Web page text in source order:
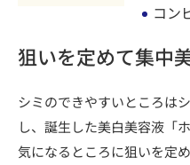
コン
狙いを定めて集中
シミのできやすいところは
し、誕生した美白美容液「
気になるところに狙いを定